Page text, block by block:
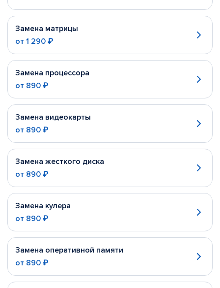
Замена матрицы
от 1 290 ₽
Замена процессора
от 890 ₽
Замена видеокарты
от 890 ₽
Замена жесткого диска
от 890 ₽
Замена кулера
от 890 ₽
Замена оперативной памяти
от 890 ₽